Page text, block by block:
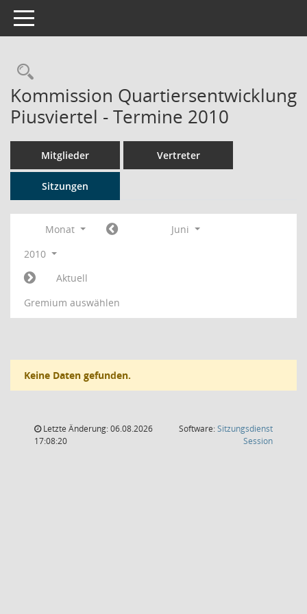
Toggle navigation
Rechercheauswahl
Kommission Quartiersentwicklung
Piusviertel - Termine 2010
Mitglieder Vertreter
Sitzungen
Monat
Juni
2010
Aktuell
Gremium auswählen
Keine Daten gefunden.
Letzte Änderung: 06.08.2026
17:08:20
Software:Sitzungsdienst
Session(Wird in